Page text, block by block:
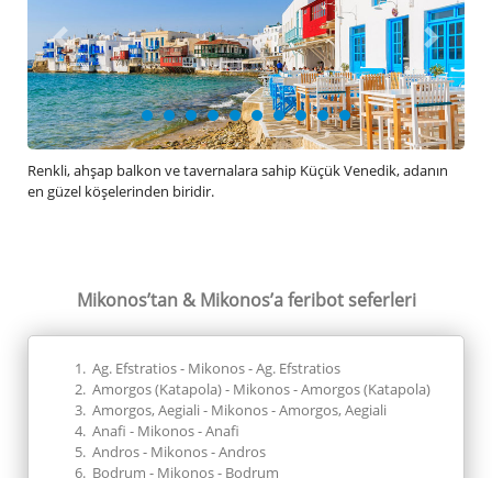
Mikonos’tan & Mikonos’aferibot seferleri
Ag. Efstratios - Mikonos - Ag. Efstratios
Amorgos (Katapola) - Mikonos - Amorgos (Katapola)
Amorgos, Aegiali - Mikonos - Amorgos, Aegiali
Anafi - Mikonos - Anafi
Andros - Mikonos - Andros
Bodrum - Mikonos - Bodrum
Renkli, ahşap balkon ve tavernalara sahip Küçük Venedik, adanın
en güzel köşelerinden biridir.